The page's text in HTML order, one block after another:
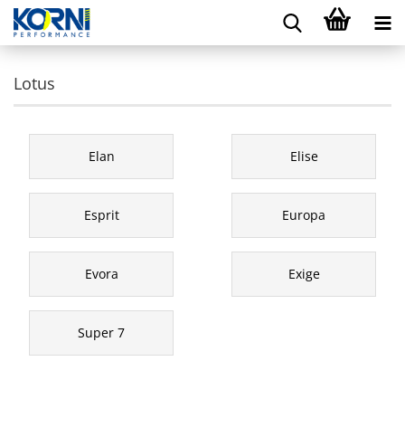
Lotus
Elan Elise
Esprit Europa
Evora Exige
Super 7